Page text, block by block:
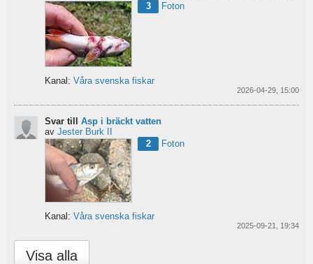
3
Foton
Kanal: Våra svenska fiskar
2026-04-29, 15:00
Svar till Asp i bräckt vatten
av Jester Burk II
2
Foton
Kanal: Våra svenska fiskar
2025-09-21, 19:34
Visa alla